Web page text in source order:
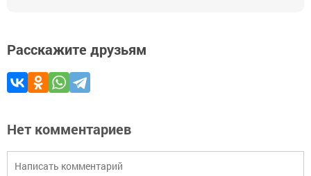
Расскажите друзьям
Нет комментариев